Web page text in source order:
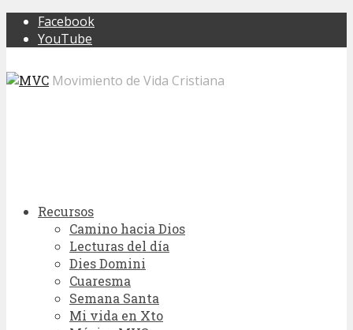
Facebook
YouTube
Movimiento de Vida Cristiana
Recursos
Camino hacia Dios
Lecturas del día
Dies Domini
Cuaresma
Semana Santa
Mi vida en Xto